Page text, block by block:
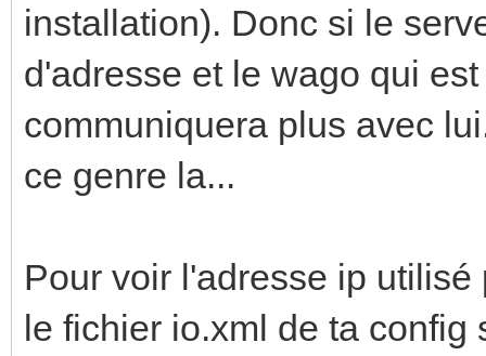
installation). Donc si le
d'adresse et le wago qui
communiquera plus avec
ce genre la...
Pour voir l'adresse ip
le fichier io.xml de ta config